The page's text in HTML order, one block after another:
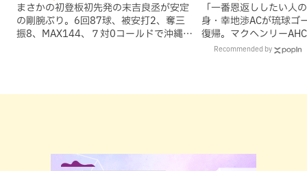
まさかの初登板初先発の末吉良丞が安定
の剛腕ぶり。6回87球、被安打2、奪三
振8、MAX144、７対0コールドで沖縄尚
「一番恩返ししたい人
身・幸地渉ACが琉球ゴ
復帰。マクヘンリー
理由Recommended by